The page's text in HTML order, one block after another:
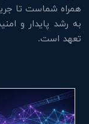
همراه شماست تا
به رشد پایدار و
تعهد است.